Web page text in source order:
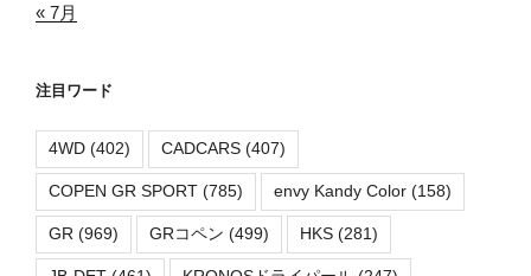
« 7月
注目ワード
4WD (402) CADCARS (407)
COPEN GR SPORT (785) envy Kandy Color (158)
GR (969) GRコペン (499) HKS (281)